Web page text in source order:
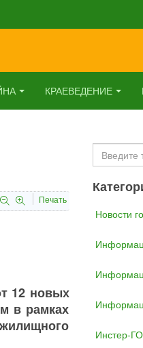
КРАЕВЕДЕНИЕ
Печать
12 новых
в рамках
Искать...
Новости
Инстер-